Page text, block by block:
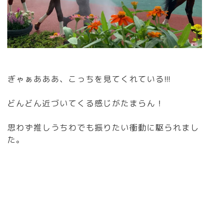
ぎゃぁあああ、こっちを見てくれている!!!
どんどん近づいてくる感じがたまらん！
思わず推しうちわでも振りたい衝動に駆られまし
た。